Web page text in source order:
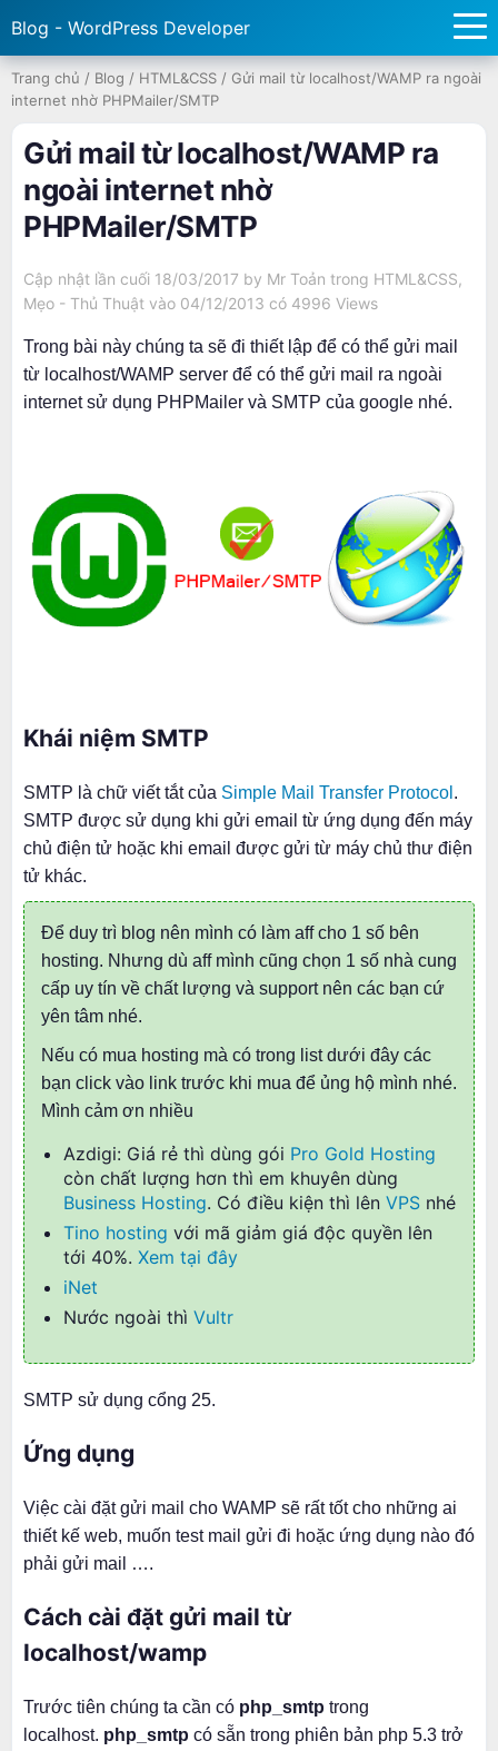
Blog - WordPress Developer
Trang chủ / Blog / HTML&CSS / Gửi mail từ localhost/WAMP ra ngoài
internet nhờ PHPMailer/SMTP
Gửi mail từ localhost/WAMP ra
ngoài internet nhờ
PHPMailer/SMTP
Cập nhật lần cuối 18/03/2017 by Mr Toản trong HTML&CSS,
Mẹo - Thủ Thuật vào 04/12/2013 có 4996 Views
Trong bài này chúng ta sẽ đi thiết lập để có thể gửi mail
từ localhost/WAMP server để có thể gửi mail ra ngoài
internet sử dụng PHPMailer và SMTP của google nhé.
Khái niệm SMTP
SMTP là chữ viết tắt của Simple Mail Transfer Protocol .
SMTP được sử dụng khi gửi email từ ứng dụng đến máy
chủ điện tử hoặc khi email được gửi từ máy chủ thư điện
tử khác.
Để duy trì blog nên mình có làm aff cho 1 số bên
hosting. Nhưng dù aff mình cũng chọn 1 số nhà cung
cấp uy tín về chất lượng và support nên các bạn cứ
yên tâm nhé.
Nếu có mua hosting mà có trong list dưới đây các
bạn click vào link trước khi mua để ủng hộ mình nhé.
Mình cảm ơn nhiều
Azdigi: Giá rẻ thì dùng gói Pro Gold Hosting
còn chất lượng hơn thì em khuyên dùng
Business Hosting. Có điều kiện thì lên VPS nhé
Tino hosting với mã giảm giá độc quyền lên
tới 40%. Xem tại đây
iNet
Nước ngoài thì Vultr
SMTP sử dụng cổng 25.
Ứng dụng
Việc cài đặt gửi mail cho WAMP sẽ rất tốt cho những ai
thiết kế web, muốn test mail gửi đi hoặc ứng dụng nào đó
phải gửi mail ….
Cách cài đặt gửi mail từ
localhost/wamp
Trước tiên chúng ta cần có php_smtp trong
localhost. php_smtp có sẵn trong phiên bản php 5.3 trở